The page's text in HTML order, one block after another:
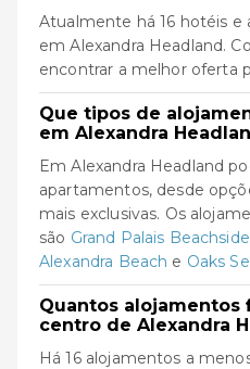
Atualmente há 16 hotéis e
em Alexandra Headland.
encontrar a melhor oferta
Que tipos de
em Alexandra
Em Alexandra Headland
apartamentos, desde
mais exclusivas. Os
são Grand Palais
Alexandra Beach e Oaks
Quantos alojamentos
centro de Alexandra
Há 16 alojamentos a